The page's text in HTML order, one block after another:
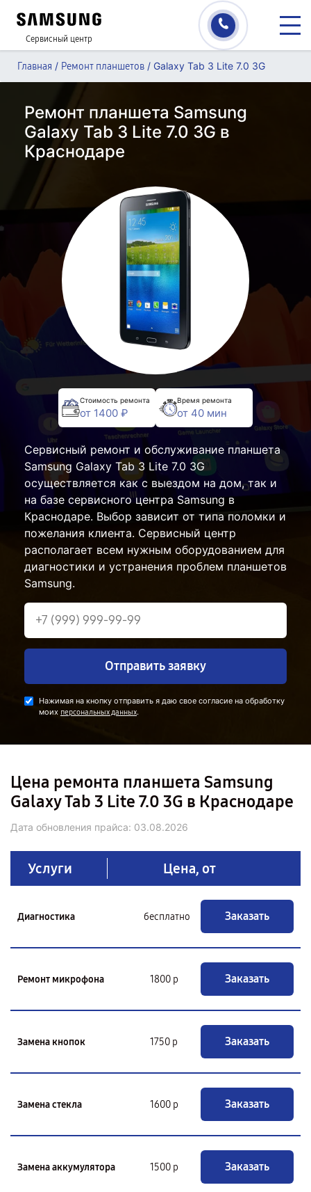
Сервисный центр
Главная / Ремонт планшетов / Galaxy Tab 3 Lite 7.0 3G
Ремонт планшета Samsung
Galaxy Tab 3 Lite 7.0 3G в
Краснодаре
Стоимость ремонта
от 1400 ₽
Время ремонта
от 40 мин
Сервисный ремонт и обслуживание планшета
Samsung Galaxy Tab 3 Lite 7.0 3G
осуществляется как с выездом на дом, так и
на базе сервисного центра Samsung в
Краснодаре. Выбор зависит от типа поломки и
пожелания клиента. Сервисный центр
располагает всем нужным оборудованием для
диагностики и устранения проблем планшетов
Samsung.
Отправить заявку
Нажимая на кнопку отправить я даю свое согласие на обработку
моих персональных данных.
Цена ремонта планшета Samsung
Galaxy Tab 3 Lite 7.0 3G в Краснодаре
Дата обновления прайса: 03.08.2026
Услуги Цена, от
Диагностика бесплатно Заказать
Ремонт микрофона 1800 р Заказать
Замена кнопок 1750 р Заказать
Замена стекла 1600 р Заказать
Замена аккумулятора 1500 р Заказать